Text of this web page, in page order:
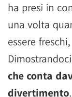
ha presi in
una volta
essere
che conta
divertimento.